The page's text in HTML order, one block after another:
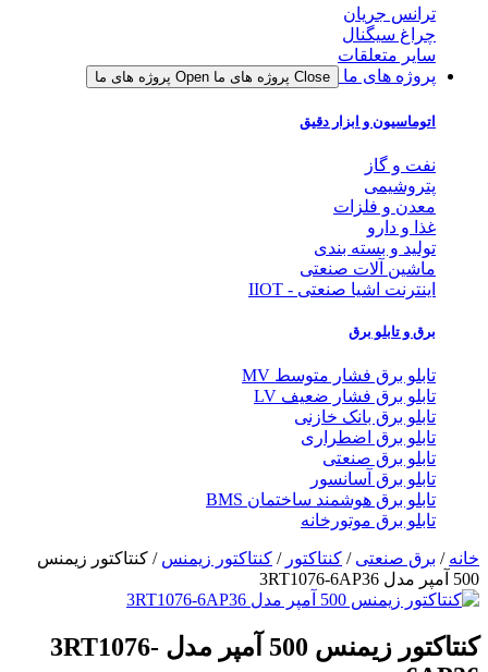
ترانس جریان
چراغ سیگنال
سایر متعلقات
پروژه های ما
Close پروژه های ما Open پروژه های ما
اتوماسیون و ابزار دقیق
نفت و گاز
پتروشیمی
معدن و فلزات
غذا و دارو
تولید و بسته بندی
ماشین آلات صنعتی
اینترنت اشیا صنعتی - IIOT
برق و تابلو برق
تابلو برق فشار متوسط MV
تابلو برق فشار ضعیف LV
تابلو برق بانک خازنی
تابلو برق اضطراری
تابلو برق صنعتی
تابلو برق آسانسور
تابلو برق هوشمند ساختمان BMS
تابلو برق موتورخانه
خانه / برق صنعتی / کنتاکتور / کنتاکتور زیمنس / کنتاکتور زیمنس
500 آمپر مدل 3RT1076-6AP36
کنتاکتور زیمنس 500 آمپر مدل 3RT1076-